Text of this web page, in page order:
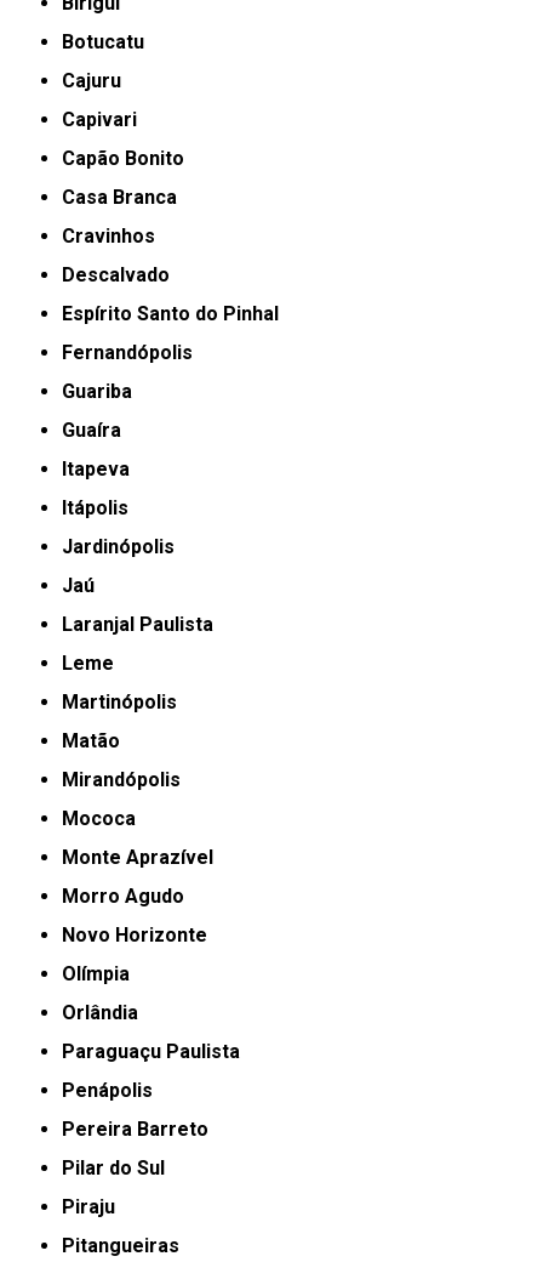
Botucatu
Cajuru
Capivari
Capão Bonito
Casa Branca
Cravinhos
Descalvado
Espírito Santo do Pinhal
Fernandópolis
Guariba
Guaíra
Itapeva
Itápolis
Jardinópolis
Jaú
Laranjal Paulista
Leme
Martinópolis
Matão
Mirandópolis
Mococa
Monte Aprazível
Morro Agudo
Novo Horizonte
Olímpia
Orlândia
Paraguaçu Paulista
Penápolis
Pereira Barreto
Pilar do Sul
Piraju
Pitangueiras